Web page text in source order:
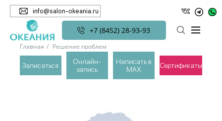
info@salon-okeania.ru
+7 (8452) 28-93-93
Записаться
Онлайн-
запись
Написать в
MAX
Сертификаты
Главная
Решение проблем
Что подарить на 23 февраля дедушке
ЧТО ПОДАРИТЬ НА 23 ФЕВРАЛЯ ДЕДУШКЕ